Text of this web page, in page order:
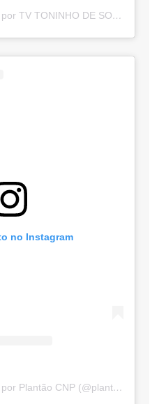
Um post compartilhado por TV TONINHO DE SOUZA (@toninhodesouzamt)
no Instagram
Um post compartilhado por Plantão CNP (@plantaocnp)